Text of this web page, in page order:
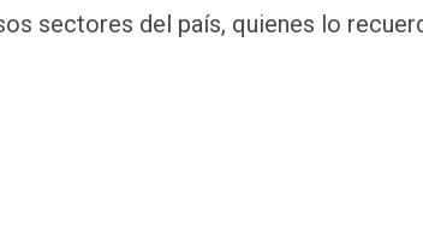
sectores del país, quienes lo